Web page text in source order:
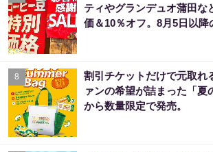
ティやグランデュオ蒲田な
価＆10％オフ。8月5日以降
8
割引チケットだけで元取れ
ァンの希望が詰まった「夏
から数量限定で発売。